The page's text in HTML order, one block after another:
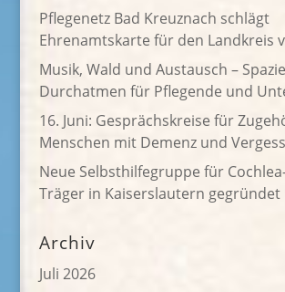
Pflegenetz Bad Kreuznach schlägt
Ehrenamtskarte für den Landkreis
Musik, Wald und Austausch –
Durchatmen für Pflegende und
16. Juni: Gesprächskreise für
Menschen mit Demenz und
Neue Selbsthilfegruppe für
Träger in Kaiserslautern gegründet
Archiv
Juli 2026